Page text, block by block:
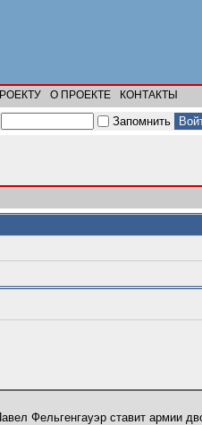
О ПРОЕКТЕ КОНТАКТЫ
Запомнить
Фельгенгауэр ставит армии